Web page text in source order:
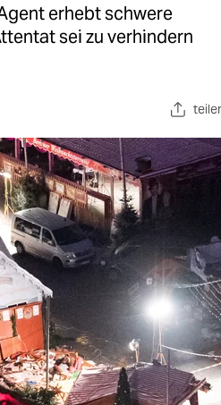
erhebt schwere
sei zu verhindern